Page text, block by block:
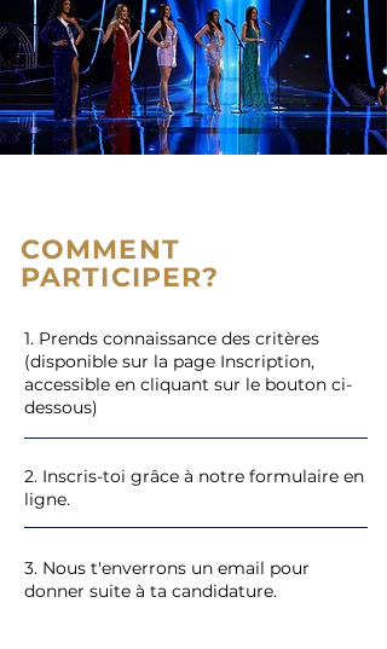
COMMENT
PARTICIPER?
1. Prends connaissance des critères
(disponible sur la page Inscription,
accessible en cliquant sur le bouton ci-
dessous)
2. Inscris-toi grâce à notre formulaire en
ligne.
​​3. Nous t'enverrons un email pour
donner suite à ta candidature.